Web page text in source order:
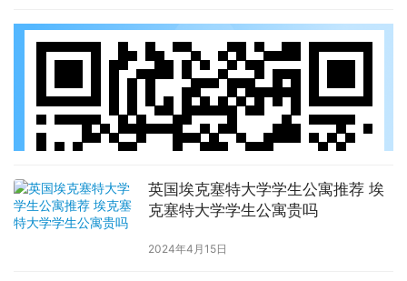
英国埃克塞特大学学生公寓推荐 埃
克塞特大学学生公寓贵吗
2024年4月15日